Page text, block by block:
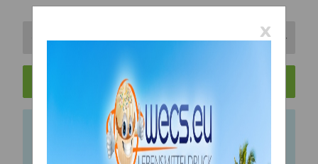
In den Warenkorb
Bitte beachten Sie das Abnahmeintervall von 1
x